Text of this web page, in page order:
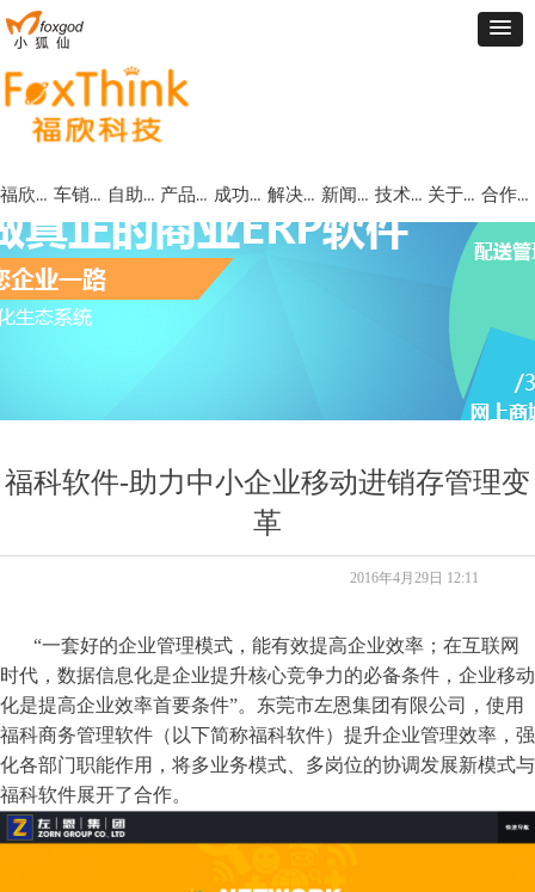
福欣首页 车销管理 自助批订货 产品中心 成功案例 解决方案 新闻动态 技术支持 关于福欣 合作代理
福科软件-助力中小企业移动进销存管理变
革
“一套好的企业管理模式，能有效提高企业效率；在互联网
时代，数据信息化是企业提升核心竞争力的必备条件，企业移动
化是提高企业效率首要条件”。东莞市左恩集团有限公司，使用
福科商务管理软件（以下简称福科软件）提升企业管理效率，强
化各部门职能作用，将多业务模式、多岗位的协调发展新模式与
福科软件展开了合作。
2016年4月29日 12:11